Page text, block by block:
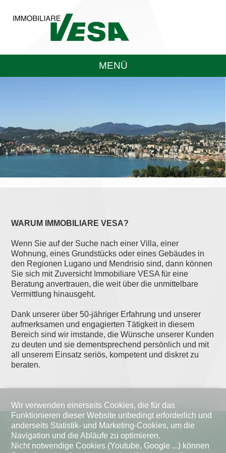
MENÜ
WARUM IMMOBILIARE VESA?
Wenn Sie auf der Suche nach einer Villa, einer
Wohnung, eines Grundstücks oder eines Gebäudes in
den Regionen Lugano und Mendrisio sind, dann können
Sie sich mit Zuversicht Immobiliare VESA für eine
Beratung anvertrauen, die weit über die unmittelbare
Vermittlung hinausgeht.
Dank unserer über 50-jähriger Erfahrung und unserer
aufmerksamen und engagierten Tätigkeit in diesem
Bereich sind wir imstande, die Wünsche unserer Kunden
zu deuten und sie dementsprechend persönlich und mit
all unserem Einsatz seriös, kompetent und diskret zu
beraten.
Immobiliare VESA
Strada di Pregassona 38d
CH-6963 Lugano
Telefon+41 91 967 28 27
info@vesa.ch
Mo - Fr | 09.00 - 18.00
Wir verwenden einerseits Cookies, die für das
Funktionieren dieser Website unbedingt erforderlich und
anderseits Statistik- und Marketing-Cookies, um die
Navigation und die Abläufe zu optimieren.
Nicht notwendige Cookies (Youtube, Google ...) können